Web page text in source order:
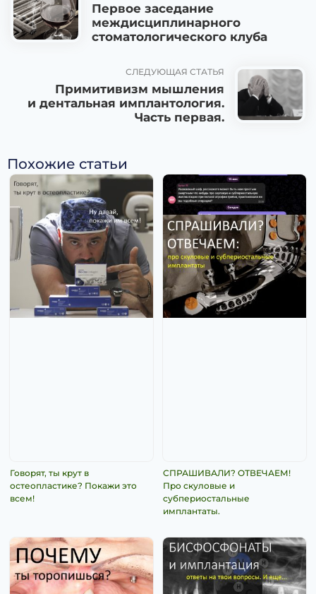
Первое заседание
междисциплинарного
стоматологического клуба
СЛЕДУЮЩАЯ СТАТЬЯ
Примитивизм мышления
и дентальная имплантология.
Часть первая.
Похожие статьи
Говорят, ты крут в
остеопластике? Покажи это
всем!
СПРАШИВАЛИ? ОТВЕЧАЕМ!
Про скуловые и
субпериостальные
имплантаты.